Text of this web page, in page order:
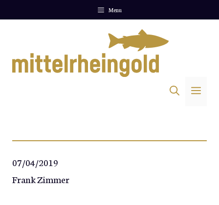
Menu
07/04/2019
Frank Zimmer